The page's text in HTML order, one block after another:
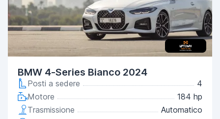
BMW 4-Series Bianco 2024
Posti a sedere
4
Motore
184 hp
Trasmissione
Automatico